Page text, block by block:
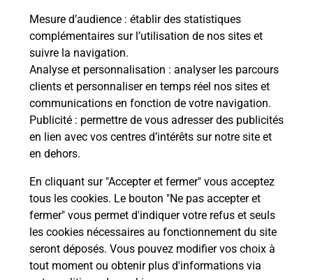
Mesure d’audience : établir des statistiques
complémentaires sur l’utilisation de nos sites et
suivre la navigation.
Analyse et personnalisation : analyser les parcours
clients et personnaliser en temps réel nos sites et
communications en fonction de votre navigation.
Publicité : permettre de vous adresser des publicités
en lien avec vos centres d’intérêts sur notre site et
en dehors.
En cliquant sur "Accepter et fermer" vous acceptez
tous les cookies. Le bouton "Ne pas accepter et
fermer" vous permet d'indiquer votre refus et seuls
les cookies nécessaires au fonctionnement du site
seront déposés. Vous pouvez modifier vos choix à
tout moment ou obtenir plus d'informations via
Comment La Poste participe-t-elle
à votre sécurité au quotidien ?
Puis-je passer mon code de la route
avec La Poste et sous quelles
conditions ?
Localiser Liste Corrèze STE FORTUNADE